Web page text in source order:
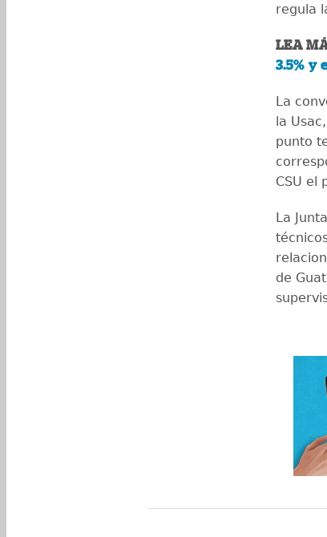
regula
LEA
3.5% y
La
la
punto
CSU el
La
de